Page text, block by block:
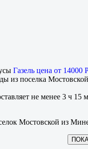
Газель цена от
из поселка
не менее 3 ч
Мостовской из